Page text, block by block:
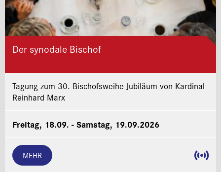
Der synodale Bischof
Tagung zum 30. Bischofsweihe-Jubiläum von Kardinal
Reinhard Marx
Freitag, 18.09. - Samstag, 19.09.2026
MEHR